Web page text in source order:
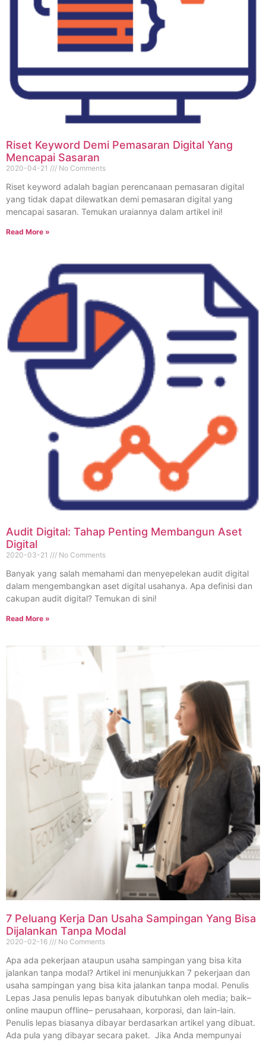
Riset Keyword Demi Pemasaran Digital Yang
Mencapai Sasaran
2020-04-21 No Comments
Riset keyword adalah bagian perencanaan pemasaran digital
yang tidak dapat dilewatkan demi pemasaran digital yang
mencapai sasaran. Temukan uraiannya dalam artikel ini!
Read More »
Audit Digital: Tahap Penting Membangun Aset
Digital
2020-03-21 No Comments
Banyak yang salah memahami dan menyepelekan audit digital
dalam mengembangkan aset digital usahanya. Apa definisi dan
cakupan audit digital? Temukan di sini!
Read More »
7 Peluang Kerja Dan Usaha Sampingan Yang Bisa
Dijalankan Tanpa Modal
2020-02-16 No Comments
Apa ada pekerjaan ataupun usaha sampingan yang bisa kita
jalankan tanpa modal? Artikel ini menunjukkan 7 pekerjaan dan
usaha sampingan yang bisa kita jalankan tanpa modal. Penulis
Lepas Jasa penulis lepas banyak dibutuhkan oleh media; baik–
online maupun offline– perusahaan, korporasi, dan lain-lain.
Penulis lepas biasanya dibayar berdasarkan artikel yang dibuat.
Ada pula yang dibayar secara paket. Jika Anda mempunyai